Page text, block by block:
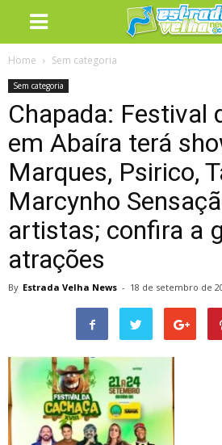
Home Sem categoria
Sem categoria
Chapada: Festival
em Abaíra terá
Marques, Psirico,
Marcynho
artistas; confira a
atrações
By Estrada Velha News - 18 de setembro de